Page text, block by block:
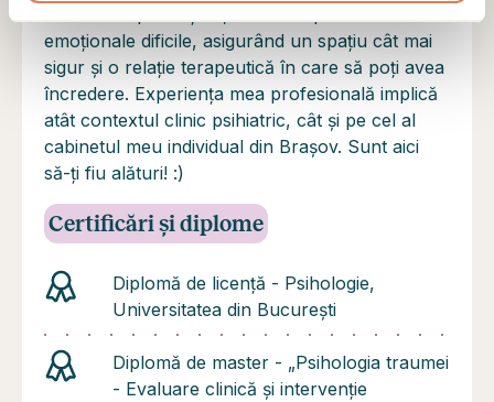
emoționale dificile, asigurând un spațiu cât mai
sigur și o relație terapeutică în care să poți avea
încredere. Experiența mea profesională implică
atât contextul clinic psihiatric, cât și pe cel al
cabinetul meu individual din Brașov. Sunt aici
să-ți fiu alături! :)
Certificări și diplome
Diplomă de licență - Psihologie,
Universitatea din București
Diplomă de master - „Psihologia traumei
- Evaluare clinică și intervenție